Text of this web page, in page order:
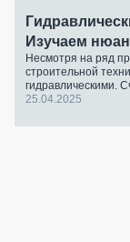
Изучаем
Несмотря на ряд
строительной
гидравлическими.
25.04.2025